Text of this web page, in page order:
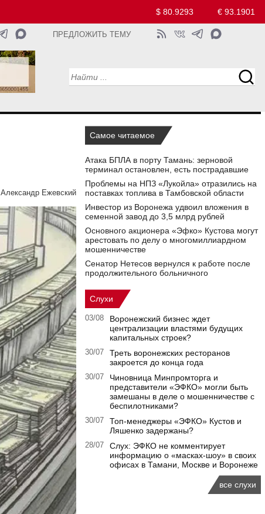
$ 80.9293 € 93.1901
ПРЕДЛОЖИТЬ ТЕМУ
Александр Ежевский
Самое читаемое
Атака БПЛА в порту Тамань: зерновой
терминал остановлен, есть пострадавшие
Проблемы на НПЗ «Лукойла» отразились на
поставках топлива в Тамбовской области
Инвестор из Воронежа удвоил вложения в
семенной завод до 3,5 млрд рублей
Основного акционера «Эфко» Кустова могут
арестовать по делу о многомиллиардном
мошенничестве
Сенатор Нетесов вернулся к работе после
продолжительного больничного
Слухи
03/08
Воронежский бизнес ждет
централизации властями будущих
капитальных строек?
30/07
Треть воронежских ресторанов
закроется до конца года
30/07
Чиновница Минпромторга и
представители «ЭФКО» могли быть
замешаны в деле о мошенничестве с
беспилотниками?
30/07
Топ-менеджеры «ЭФКО» Кустов и
Ляшенко задержаны?
28/07
Слух: ЭФКО не комментирует
информацию о «масках-шоу» в своих
офисах в Тамани, Москве и Воронеже
все слухи